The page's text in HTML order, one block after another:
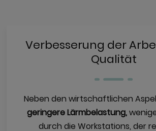
Verbesserung der
Qualität
Neben den wirtschaftlichen
geringere Lärmbelastung,
durch die Workstations, der